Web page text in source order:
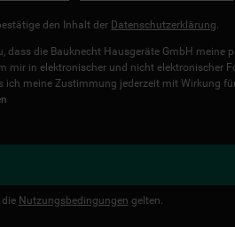
den Inhalt der Datenschutzerklärung
dass die Bauknecht Hausgeräte GmbH meine
mir in elektronischer und nicht elektronischer
ich meine Zustimmung jederzeit mit Wirkung
Nutzungsbedingungen gelten.